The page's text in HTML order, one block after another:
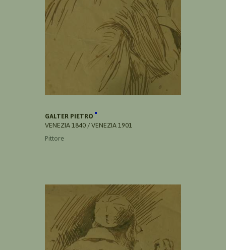
GALTER PIETRO
VENEZIA 1840 / VENEZIA 1901
Pittore